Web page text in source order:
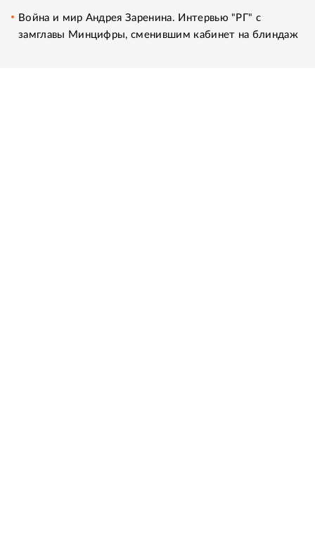
Война и мир Андрея Заренина. Интервью "РГ" с
замглавы Минцифры, сменившим кабинет на блиндаж